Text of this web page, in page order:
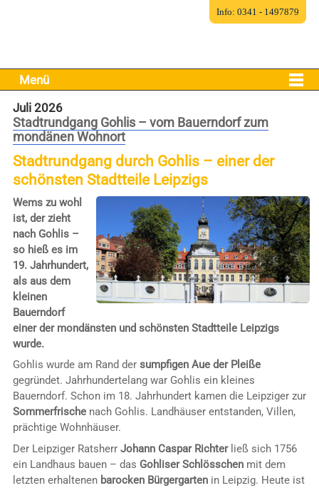
Menü
Juli 2026
Stadtrundgang Gohlis – vom Bauerndorf zum
mondänen Wohnort
Stadtrundgang durch Gohlis – einer der
schönsten Stadtteile Leipzigs
Wems zu wohl
ist, der zieht
nach Gohlis –
so hieß es im
19. Jahrhundert,
als aus dem
kleinen
Bauerndorf
einer der mondänsten und schönsten Stadtteile Leipzigs
wurde.
Gohlis wurde am Rand der sumpfigen Aue der Pleiße
gegründet. Jahrhundertelang war Gohlis ein kleines
Bauerndorf. Schon im 18. Jahrhundert kamen die Leipziger zur
Sommerfrischenach Gohlis. Landhäuser entstanden, Villen,
prächtige Wohnhäuser.
Der Leipziger Ratsherr Johann Caspar Richterließ sich 1756
ein Landhaus bauen – das Gohliser Schlösschenmit dem
letzten erhaltenen barocken Bürgergartenin Leipzig. Heute ist
Info: 0341 - 1497879